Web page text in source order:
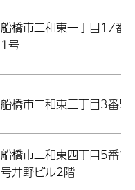
船橋市二和東一丁目17番1
1号
船橋市二和東三丁目3番5
船橋市二和東四丁目5番12
号井野ビル2階